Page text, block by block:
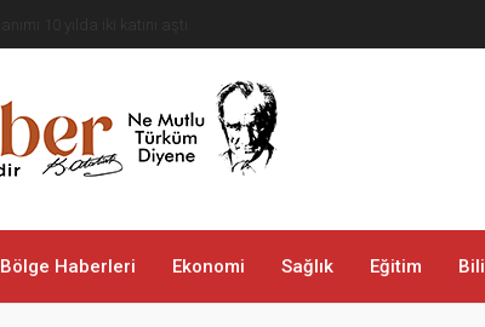
Bölge Haberleri Ekonomi Sağlık Eğitim